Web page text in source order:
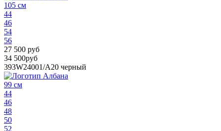
105 см
44
46
54
56
27 500 руб
34 500руб
393W24001/А20 черный
99 см
44
46
48
50
52